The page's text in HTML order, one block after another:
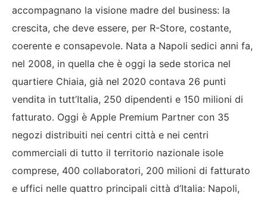
accompagnano la visione madre del business: la
crescita, che deve essere, per R-Store, costante,
coerente e consapevole. Nata a Napoli sedici anni fa,
nel 2008, in quella che è oggi la sede storica nel
quartiere Chiaia, già nel 2020 contava 26 punti
vendita in tutt’Italia, 250 dipendenti e 150 milioni di
fatturato. Oggi è Apple Premium Partner con 35
negozi distribuiti nei centri città e nei centri
commerciali di tutto il territorio nazionale isole
comprese, 400 collaboratori, 200 milioni di fatturato
e uffici nelle quattro principali città d’Italia: Napoli,